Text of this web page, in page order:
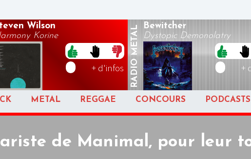
Wilson
Korine
+ d'infos RADIO
METAL Bewitcher
Dystopic Demonolatry
+
METAL REGGAE CONCOURS PODCASTS
de Manimal, pour leur